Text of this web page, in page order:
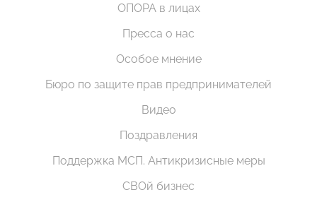
ОПОРА в лицах
Пресса о нас
Особое мнение
Бюро по защите прав предпринимателей
Видео
Поздравления
Поддержка МСП. Антикризисные меры
СВОй бизнес